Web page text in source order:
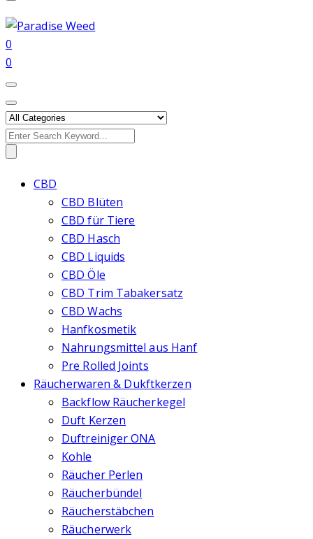
0
0
Search
CBD
CBD Blüten
CBD für Tiere
CBD Hasch
CBD Liquids
CBD Öle
CBD Trim Tabakersatz
CBD Wachs
Hanfkosmetik
Nahrungsmittel aus Hanf
Pre Rolled Joints
Räucherwaren & Dukftkerzen
Backflow Räucherkegel
Duft Kerzen
Duftreiniger ONA
Kohle
Räucher Perlen
Räucherbündel
Räucherstäbchen
Räucherwerk